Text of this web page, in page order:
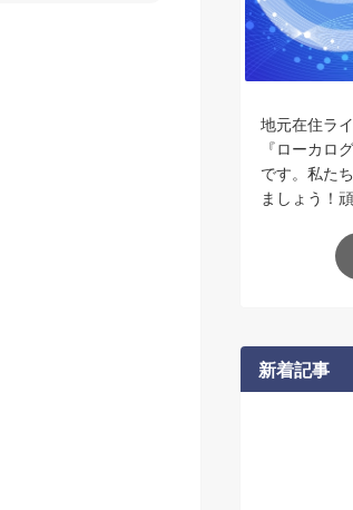
地元在住ラ
『ローカロ
です。私た
ましょう！
新着記事